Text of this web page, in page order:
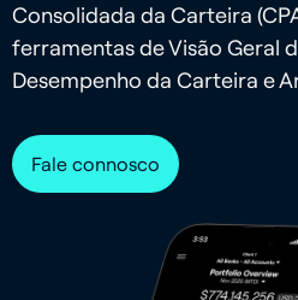
Consolidada da Carteira
ferramentas de Visão Geral
Desempenho da Carteira e
Fale connosco